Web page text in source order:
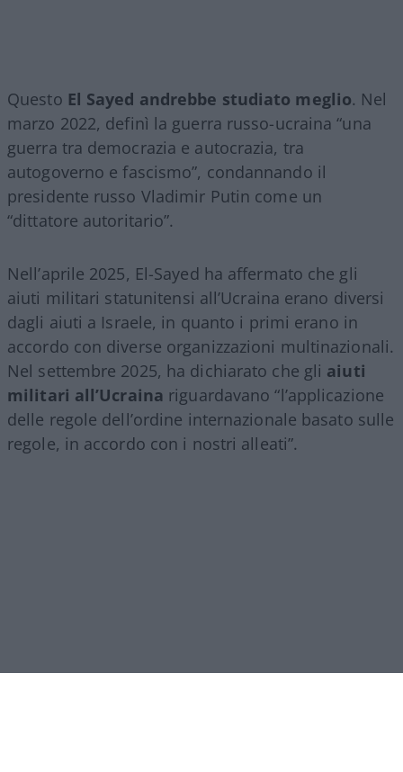
Questo El Sayed andrebbe studiato meglio. Nel
marzo 2022, definì la guerra russo-ucraina “una
guerra tra democrazia e autocrazia, tra
autogoverno e fascismo”, condannando il
presidente russo Vladimir Putin come un
“dittatore autoritario”.
Nell’aprile 2025, El-Sayed ha affermato che gli
aiuti militari statunitensi all’Ucraina erano diversi
dagli aiuti a Israele, in quanto i primi erano in
accordo con diverse organizzazioni multinazionali.
Nel settembre 2025, ha dichiarato che gli aiuti
militari all’Ucraina riguardavano “l’applicazione
delle regole dell’ordine internazionale basato sulle
regole, in accordo con i nostri alleati”.